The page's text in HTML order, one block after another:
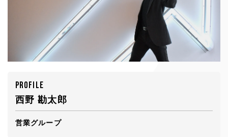
人を知る INTERVIEW
選考について SELECTION
PROFILE
西野 勘太郎
営業グループ